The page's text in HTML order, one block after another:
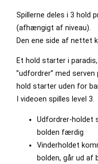
Spillerne deles i 3 hold
(afhængigt af niveau).
Den ene side af nettet
Et hold starter i
”udfordrer” med
hold starter uden for
I videoen spilles level 3.
Udfordrer-holdet
bolden færdig
Vinderholdet
bolden, går ud af